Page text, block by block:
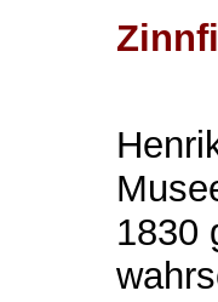
1830